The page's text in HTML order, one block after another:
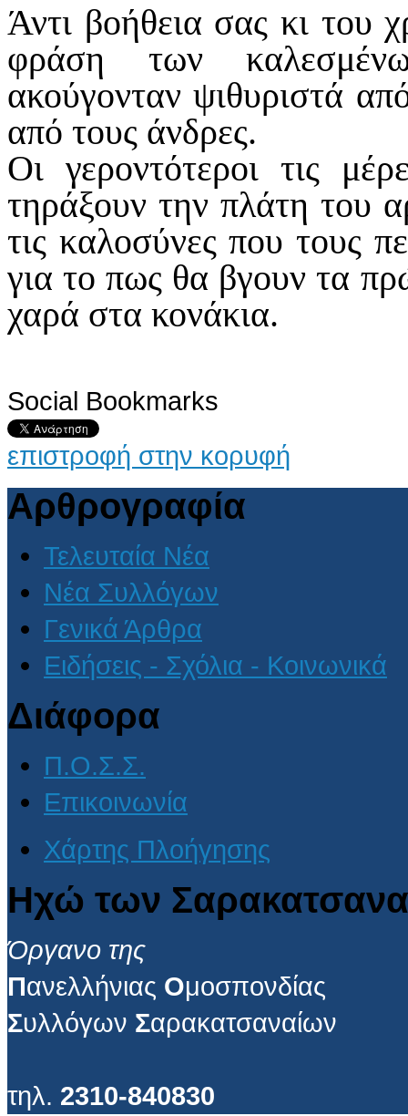
Άντι βοήθεια σας κι του
φράση των
ακούγονταν ψιθυριστά
από τους άνδρες.
Οι γεροντότεροι τις
τηράξουν την πλάτη του
τις καλοσύνες που τους
για το πως θα βγουν τα
χαρά στα κονάκια.
Social Bookmarks
επιστροφή στην κορυφή
Αρθρογραφία
Τελευταία Νέα
Νέα Συλλόγων
Γενικά Άρθρα
Ειδήσεις - Σχόλια - Κοινωνικά
Διάφορα
Π.Ο.Σ.Σ.
Επικοινωνία
Χάρτης Πλοήγησης
Ηχώ των
Όργανο της
Πανελλήνιας Ομοσπονδίας
Συλλόγων Σαρακατσαναίων
τηλ. 2310-840830